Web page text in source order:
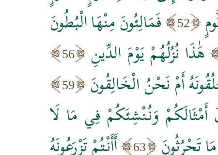
52 فَمَالِئُونَ مِنْهَا الْبُطُونَ
هَٰذَا نُزُلُهُمْ يَوْمَ الدِّينِ 56
أَمْ نَحْنُ الْخَالِقُونَ 59
وَنُنْشِئَكُمْ فِي مَا لَا
مَا تَحْرُثُونَ 63
أَأَنْتُمْ تَزْرَعُونَهُ